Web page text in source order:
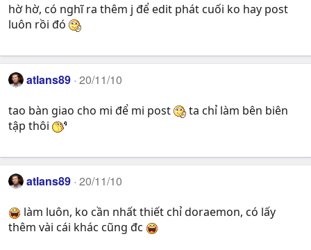
hờ hờ, có nghĩ ra thêm j để edit phát cuối ko hay post
luôn rồi đó
atlans89 20/11/10
tao bàn giao cho mi để mi post
ta chỉ làm bên biên
tập thôi
atlans89 20/11/10
làm luôn, ko cần nhất thiết chỉ doraemon, có lấy
thêm vài cái khác cũng đc